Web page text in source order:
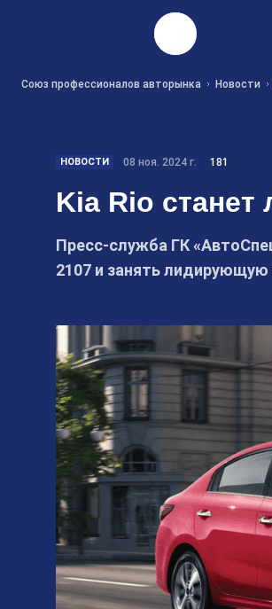
Союз профессионалов авторынка Новости
НОВОСТИ 08 ноя. 2024 г. 181
Kia Rio
Пресс-служба ГК
2107 и занять